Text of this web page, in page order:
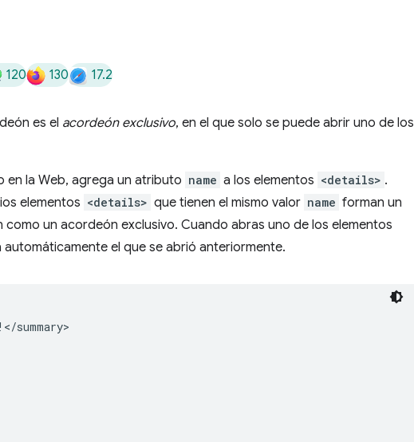
120 130 17.2
es el acordeón exclusivo, en el que solo se puede abrir uno de los
en la Web, agrega un atributo name a los elementos <details> .
elementos <details> que tienen el mismo valor name forman un
un acordeón exclusivo. Cuando abras uno de los elementos
el que se abrió anteriormente.
summary>